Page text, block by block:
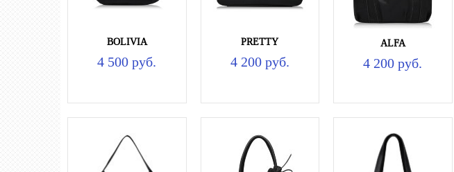
BOLIVIA
4 500 руб.
PRETTY
4 200 руб.
ALFA
4 200 руб.